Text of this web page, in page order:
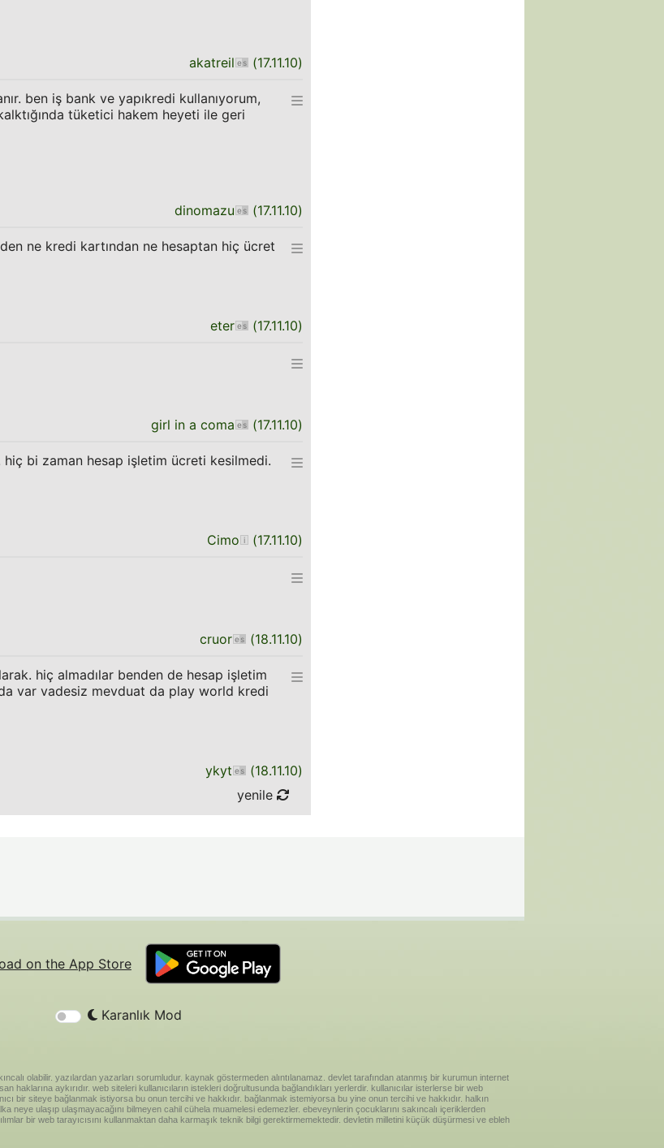
akatreil (17.11.10)
ben iş bank ve yapıkredi kullanıyorum,
tüketici hakem heyeti ile geri
dinomazu (17.11.10)
ne kredi kartından ne hesaptan hiç ücret
eter (17.11.10)
girl in a coma (17.11.10)
hiç bi zaman hesap işletim ücreti kesilmedi.
Cimo (17.11.10)
cruor (18.11.10)
hiç almadılar benden de hesap işletim
var vadesiz mevduat da play world kredi
ykyt (18.11.10)
yenile
Karanlık Mod
olabilir. yazılardan yazarları sorumludur. kaynak göstermeden alıntılanamaz. devlet tarafından atanmış bir kurumun internet
haklarına aykırıdır. web siteleri kullanıcıların istekleri doğrultusunda bağlandıkları yerlerdir. kullanıcılar isterlerse bir web
bir siteye bağlanmak istiyorsa bu onun tercihi ve hakkıdır. bağlanmak istemiyorsa bu yine onun tercihi ve hakkıdır. halkın
neye ulaşıp ulaşmayacağını bilmeyen cahil cühela muamelesi edemezler. ebeveynlerin çocuklarını sakıncalı içeriklerden
bir web tarayıcısını kullanmaktan daha karmaşık teknik bilgi gerektirmemektedir. devletin milletini küçük düşürmesi ve ebleh